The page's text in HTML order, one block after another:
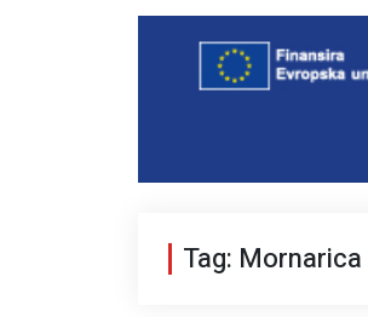
Tag: Mornarica